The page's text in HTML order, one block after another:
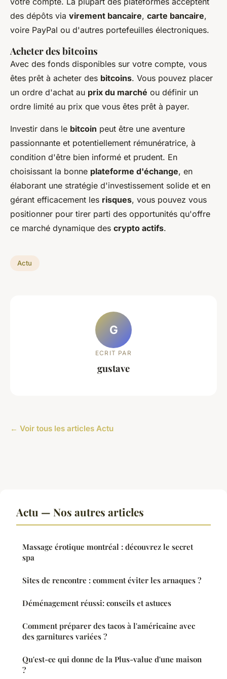
des dépôts via virement bancaire, carte bancaire,
voire PayPal ou d'autres portefeuilles électroniques.
Acheter des bitcoins
Avec des fonds disponibles sur votre compte, vous
êtes prêt à acheter des bitcoins. Vous pouvez placer
un ordre d'achat au prix du marché ou définir un
ordre limité au prix que vous êtes prêt à payer.
Investir dans le bitcoin peut être une aventure
passionnante et potentiellement rémunératrice, à
condition d'être bien informé et prudent. En
choisissant la bonne plateforme d'échange, en
élaborant une stratégie d'investissement solide et en
gérant efficacement les risques, vous pouvez vous
positionner pour tirer parti des opportunités qu'offre
ce marché dynamique des crypto actifs.
Actu
G
ECRIT PAR
gustave
← Voir tous les articles Actu
Actu — Nos autres articles
Massage érotique montréal : découvrez le secret
spa
Sites de rencontre : comment éviter les arnaques ?
Déménagement réussi: conseils et astuces
Comment préparer des tacos à l'américaine avec
des garnitures variées ?
Qu'est-ce qui donne de la Plus-value d'une maison
?